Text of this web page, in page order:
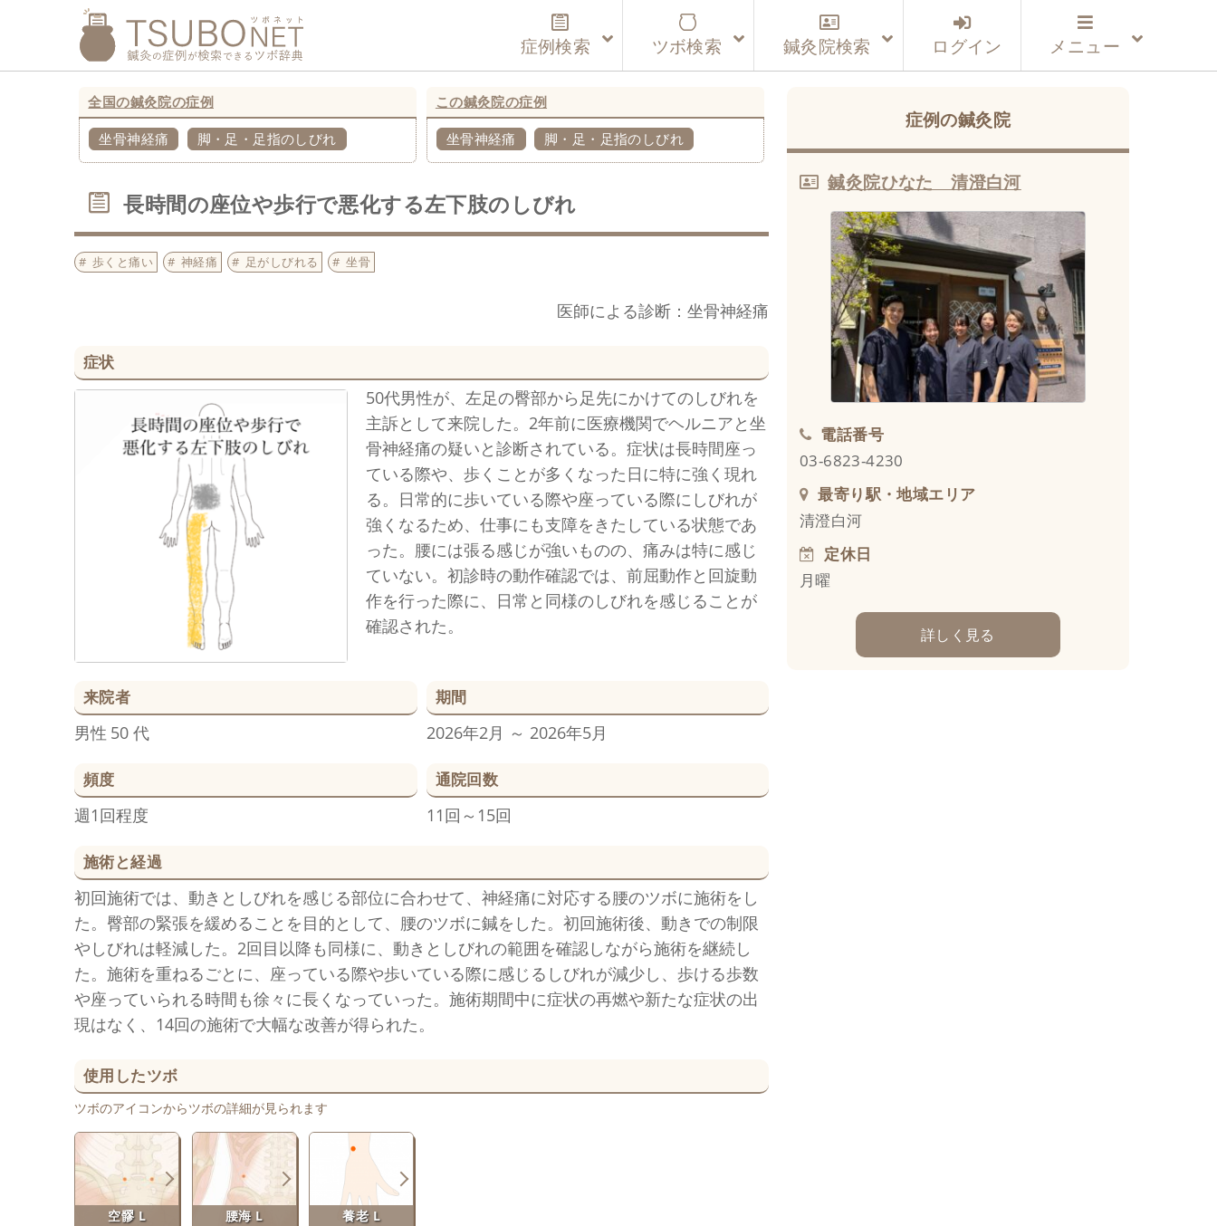
症例検索 ツボ検索 鍼灸院検索 ログイン メニュー
全国の鍼灸院の症例
坐骨神経痛 脚・足・足指のしびれ
この鍼灸院の症例
坐骨神経痛 脚・足・足指のしびれ
長時間の座位や歩行で悪化する左下肢のしびれ
歩くと痛い 神経痛 足がしびれる 坐骨
医師による診断：坐骨神経痛
症状
50代男性が、左足の臀部から足先にかけてのしびれを
主訴として来院した。2年前に医療機関でヘルニアと坐
骨神経痛の疑いと診断されている。症状は長時間座っ
ている際や、歩くことが多くなった日に特に強く現れ
る。日常的に歩いている際や座っている際にしびれが
強くなるため、仕事にも支障をきたしている状態であ
った。腰には張る感じが強いものの、痛みは特に感じ
ていない。初診時の動作確認では、前屈動作と回旋動
作を行った際に、日常と同様のしびれを感じることが
確認された。
来院者
男性 50 代
期間
2026年2月 ～ 2026年5月
頻度
週1回程度
通院回数
11回～15回
施術と経過
初回施術では、動きとしびれを感じる部位に合わせて、神経痛に対応する腰のツボに施術をし
た。臀部の緊張を緩めることを目的として、腰のツボに鍼をした。初回施術後、動きでの制限
やしびれは軽減した。2回目以降も同様に、動きとしびれの範囲を確認しながら施術を継続し
た。施術を重ねるごとに、座っている際や歩いている際に感じるしびれが減少し、歩ける歩数
や座っていられる時間も徐々に長くなっていった。施術期間中に症状の再燃や新たな症状の出
現はなく、14回の施術で大幅な改善が得られた。
使用したツボ
ツボのアイコンからツボの詳細が見られます
空髎 L 腰海 L 養老 L
症例の鍼灸院
鍼灸院ひなた 清澄白河
電話番号
03-6823-4230
最寄り駅・地域エリア
清澄白河
定休日
月曜
詳しく見る